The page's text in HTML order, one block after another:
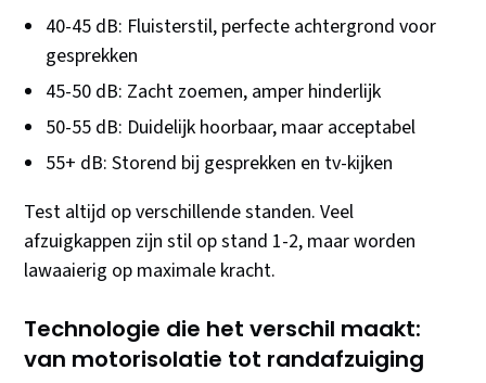
40-45 dB: Fluisterstil, perfecte achtergrond voor
gesprekken
45-50 dB: Zacht zoemen, amper hinderlijk
50-55 dB: Duidelijk hoorbaar, maar acceptabel
55+ dB: Storend bij gesprekken en tv-kijken
Test altijd op verschillende standen. Veel
afzuigkappen zijn stil op stand 1-2, maar worden
lawaaierig op maximale kracht.
Technologie die het verschil maakt:
van motorisolatie tot randafzuiging